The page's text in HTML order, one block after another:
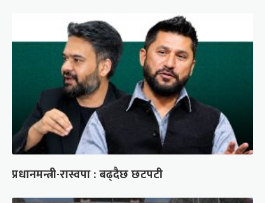
प्रधानमन्त्री-रास्वपा : बढ्दैछ छटपटी